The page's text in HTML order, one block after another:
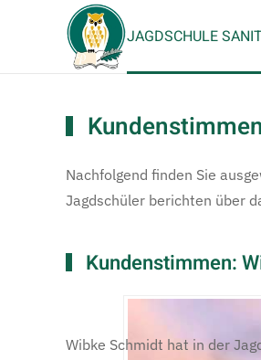
JAGDSCHULE
Kundenstimmen
Nachfolgend finden Sie
Jagdschüler berichten über
Kundenstimmen:
Wibke Schmidt hat in der